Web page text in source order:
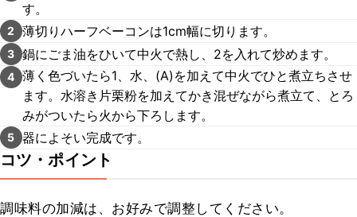
す。
2 薄切りハーフベーコンは1cm幅に切ります。
3 鍋にごま油をひいて中火で熱し、2を入れて炒めます。
4 薄く色づいたら1、水、(A)を加えて中火でひと煮立ちさせ
ます。水溶き片栗粉を加えてかき混ぜながら煮立て、とろ
みがついたら火から下ろします。
5 器によそい完成です。
コツ・ポイント
調味料の加減は、お好みで調整してください。